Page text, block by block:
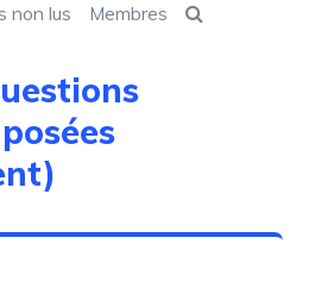
non lus Membres